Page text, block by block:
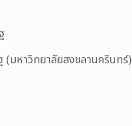
หาวิทยาลัยสงขลานครินทร์)